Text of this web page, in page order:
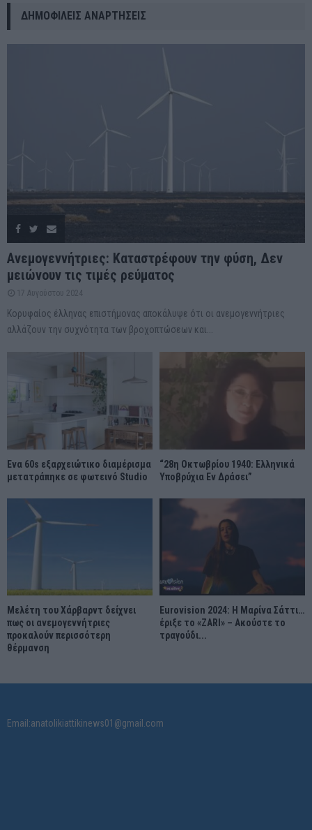
ΔΗΜΟΦΙΛΕΊΣ ΑΝΑΡΤΉΣΕΙΣ
Ανεμογεννήτριες: Καταστρέφουν την φύση, Δεν
μειώνουν τις τιμές ρεύματος
17 Αυγούστου 2024
Κορυφαίος έλληνας επιστήμονας αποκάλυψε ότι οι ανεμογεννήτριες
αλλάζουν την συχνότητα των βροχοπτώσεων και...
Ένα 60s εξαρχειώτικο διαμέρισμα
μετατράπηκε σε φωτεινό Studio
“28η Οκτωβρίου 1940: Ελληνικά
Υποβρύχια Εν Δράσει”
Μελέτη του Χάρβαρντ δείχνει
πως οι ανεμογεννήτριες
προκαλούν περισσότερη
θέρμανση
Eurovision 2024: Η Μαρίνα Σάττι…
έριξε το «ZARI» – Ακούστε το
τραγούδι...
Email:anatolikiattikinews01@gmail.com